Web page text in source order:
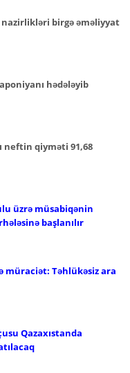
birgə əməliyyat
hədələyib
neftin qiyməti 91,68
üzrə müsabiqənin
başlanılır
müraciət: Təhlükəsiz ara
Qazaxıstanda